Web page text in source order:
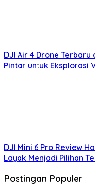
DJI Air 4 Drone
Pintar untuk Eksplorasi
DJI Mini 6 Pro Review
Layak Menjadi Pilihan
Postingan Populer